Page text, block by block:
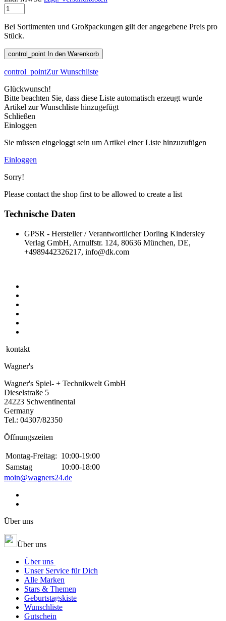
Bei Sortimenten und Großpackungen gilt der angegebene Preis pro
Stück.
control_point In den Warenkorb
control_pointZur Wunschliste
Glückwunsch!
Bitte beachten Sie, dass diese Liste automatisch erzeugt wurde
Artikel zur Wunschliste hinzugefügt
Schließen
Einloggen
Sie müssen eingeloggt sein um Artikel einer Liste hinzuzufügen
Einloggen
Sorry!
Please contact the shop first to be allowed to create a list
Technische Daten
GPSR - Hersteller / Verantwortlicher Dorling Kindersley
Verlag GmbH, Arnulfstr. 124, 80636 München, DE,
+4989442326217, info@dk.com
kontakt
Wagner's
Wagner's Spiel- + Technikwelt GmbH
Dieselstraße 5
24223 Schwentinental
Germany
Tel.: 04307/82350
Öffnungszeiten
Montag-Freitag: 10:00-19:00
Samstag
10:00-18:00
moin@wagners24.de
Über uns
Über uns
Über uns
Unser Service für Dich
Alle Marken
Stars & Themen
Geburtstagskiste
Wunschliste
Gutschein